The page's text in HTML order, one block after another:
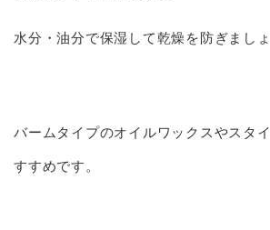
水分・油分で保湿して乾燥を防ぎましょ
バームタイプのオイルワックスやスタ
すすめです。